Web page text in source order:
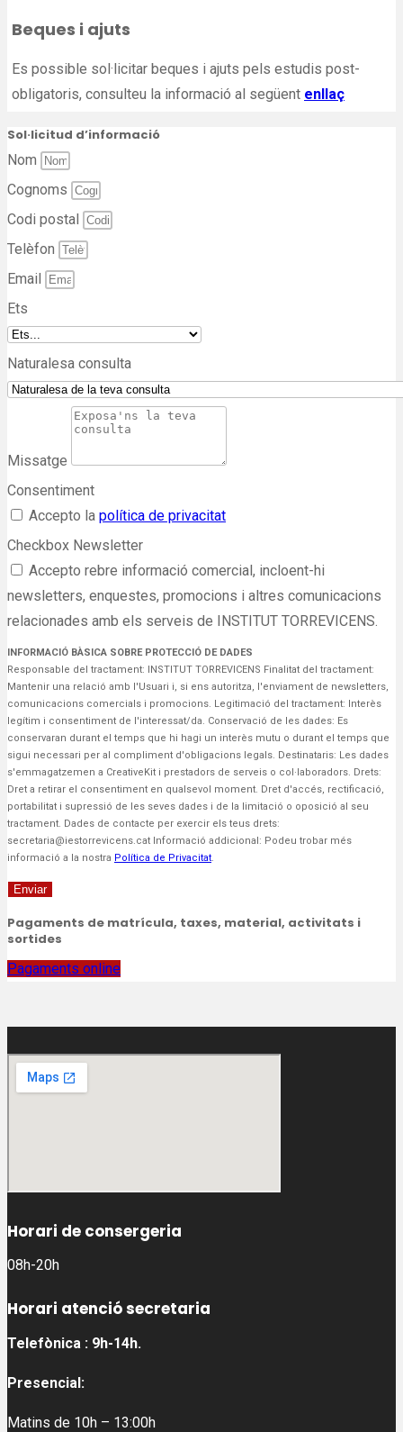
Beques i ajuts
Es possible sol·licitar beques i ajuts pels estudis post-
obligatoris, consulteu la informació al següent enllaç
Sol·licitud d’informació
Nom
Cognoms
Codi postal
Telèfon
Email
Ets
Naturalesa consulta
Missatge
Consentiment
Accepto la política de privacitat
Checkbox Newsletter
Accepto rebre informació comercial, incloent-hi
newsletters, enquestes, promocions i altres comunicacions
relacionades amb els serveis de INSTITUT TORREVICENS.
INFORMACIÓ BÀSICA SOBRE PROTECCIÓ DE DADES
Responsable del tractament: INSTITUT TORREVICENS Finalitat del tractament:
Mantenir una relació amb l'Usuari i, si ens autoritza, l'enviament de newsletters,
comunicacions comercials i promocions. Legitimació del tractament: Interès
legítim i consentiment de l'interessat/da. Conservació de les dades: Es
conservaran durant el temps que hi hagi un interès mutu o durant el temps que
sigui necessari per al compliment d'obligacions legals. Destinataris: Les dades
s'emmagatzemen a ​CreativeKit i prestadors de serveis o col·laboradors. Drets:
Dret a retirar el consentiment en qualsevol moment. Dret d'accés, rectificació,
portabilitat i supressió de les seves dades i de la limitació o oposició al seu
tractament. Dades de contacte per exercir els teus drets:
secretaria@iestorrevicens.cat Informació addicional: Podeu trobar més
informació a la nostra Política de Privacitat.
Enviar
Pagaments de matrícula, taxes, material, activitats i
sortides
Pagaments online
Horari de consergeria
08h-20h
Horari atenció secretaria
Telefònica : 9h-14h.
Presencial:
Matins de 10h – 13:00h